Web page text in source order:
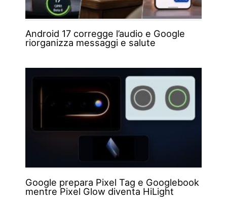
Android 17 corregge l’audio e Google
riorganizza messaggi e salute
Google prepara Pixel Tag e Googlebook
mentre Pixel Glow diventa HiLight